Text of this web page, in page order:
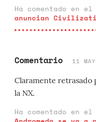
Ha comentado en
anuncian
Comentario 11
Claramente retrasado
la NX.
Ha comentado en